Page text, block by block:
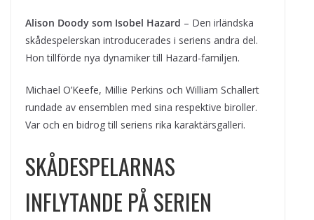
Alison Doody som Isobel Hazard – Den irländska
skådespelerskan introducerades i seriens andra del.
Hon tillförde nya dynamiker till Hazard-familjen.
Michael O’Keefe, Millie Perkins och William Schallert
rundade av ensemblen med sina respektive biroller.
Var och en bidrog till seriens rika karaktärsgalleri.
SKÅDESPELARNAS
INFLYTANDE PÅ SERIEN